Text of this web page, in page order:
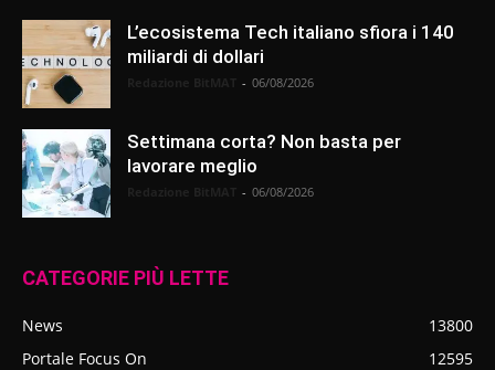
L’ecosistema Tech italiano sfiora i 140
miliardi di dollari
- 06/08/2026
Settimana corta? Non basta per
lavorare meglio
- 06/08/2026
CATEGORIE PIÙ LETTE
News
13800
Portale Focus On
12595